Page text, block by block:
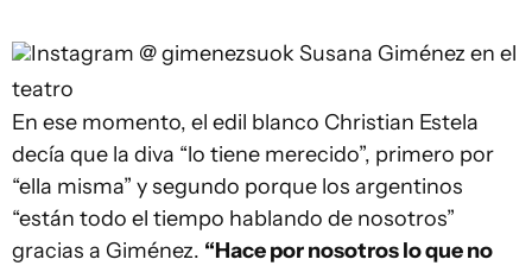
Instagram @ gimenezsuok Susana Giménez en el
teatro
En ese momento, el edil blanco Christian Estela
decía que la diva “lo tiene merecido”, primero por
“ella misma” y segundo porque los argentinos
“están todo el tiempo hablando de nosotros”
gracias a Giménez. “Hace por nosotros lo que no